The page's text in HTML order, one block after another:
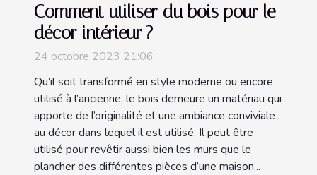
Comment utiliser du bois pour le
décor intérieur ?
24 octobre 2023 21:06
Qu’il soit transformé en style moderne ou encore
utilisé à l’ancienne, le bois demeure un matériau qui
apporte de l’originalité et une ambiance conviviale
au décor dans lequel il est utilisé. Il peut être
utilisé pour revêtir aussi bien les murs que le
plancher des différentes pièces d’une maison...